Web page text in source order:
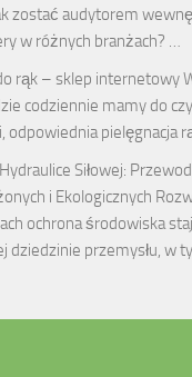
zostać audytorem
w różnych branżach? …
rąk – sklep internetowy
codziennie mamy do
odpowiednia pielęgnacja
Siłowej:
i Ekologicznych
ochrona środowiska
dziedzinie przemysłu, w